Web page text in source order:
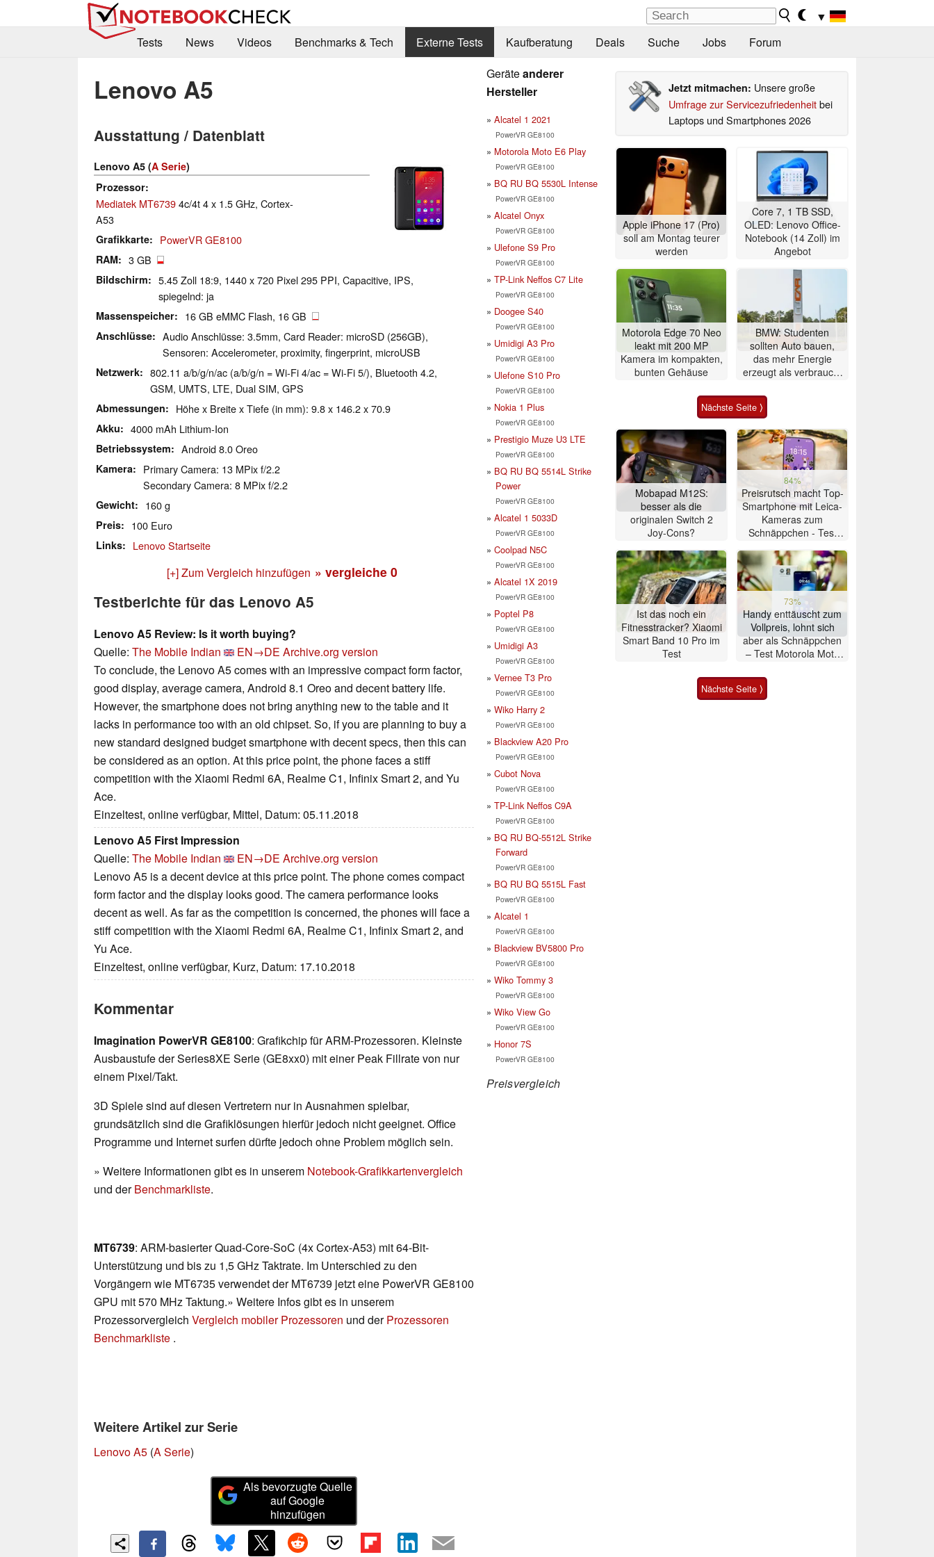
▼
Tests
News Videos Benchmarks & Tech Externe Tests Kaufberatung Deals Suche Jobs Forum
Lenovo A5
Ausstattung / Datenblatt
Lenovo A5 (A Serie)
Prozessor
Mediatek MT67394c/4t 4 x 1.5 GHz, Cortex-
A53
Grafikkarte PowerVR GE8100
RAM 3 GB
Bildschirm
5.45 Zoll 18:9, 1440 x 720 Pixel 295 PPI, Capacitive, IPS,
spiegelnd: ja
Massenspeicher 16 GB eMMC Flash, 16 GB
Anschlüsse
Audio Anschlüsse: 3.5mm, Card Reader: microSD (256GB),
Sensoren: Accelerometer, proximity, fingerprint, microUSB
Netzwerk
802.11 a/b/g/n/ac (a/b/g/n = Wi-Fi 4/ac = Wi-Fi 5/), Bluetooth 4.2,
GSM, UMTS, LTE, Dual SIM, GPS
Abmessungen Höhe x Breite x Tiefe (in mm): 9.8 x 146.2 x 70.9
Akku 4000 mAh Lithium-Ion
Betriebssystem Android 8.0 Oreo
Kamera
Primary Camera: 13 MPix f/2.2
Secondary Camera: 8 MPix f/2.2
Gewicht 160 g
Preis 100 Euro
Links Lenovo Startseite
[+] Zum Vergleich hinzufügen » vergleiche 0
Testberichte für das Lenovo A5
Lenovo A5 Review: Is it worth buying?
Quelle: The Mobile Indian EN→DE Archive.org version
To conclude, the Lenovo A5 comes with an impressive compact form factor,
good display, average camera, Android 8.1 Oreo and decent battery life.
However, the smartphone does not bring anything new to the table and it
lacks in performance too with an old chipset. So, if you are planning to buy a
new standard designed budget smartphone with decent specs, then this can
be considered as an option. At this price point, the phone faces a stiff
competition with the Xiaomi Redmi 6A, Realme C1, Infinix Smart 2, and Yu
Ace.
Einzeltest, online verfügbar, Mittel, Datum: 05.11.2018
Lenovo A5 First Impression
Quelle: The Mobile Indian EN→DE Archive.org version
Lenovo A5 is a decent device at this price point. The phone comes compact
form factor and the display looks good. The camera performance looks
decent as well. As far as the competition is concerned, the phones will face a
stiff competition with the Xiaomi Redmi 6A, Realme C1, Infinix Smart 2, and
Yu Ace.
Einzeltest, online verfügbar, Kurz, Datum: 17.10.2018
Kommentar
Imagination PowerVR GE8100: Grafikchip für ARM-Prozessoren. Kleinste
Ausbaustufe der Series8XE Serie (GE8xx0) mit einer Peak Fillrate von nur
einem Pixel/Takt.
3D Spiele sind auf diesen Vertretern nur in Ausnahmen spielbar,
grundsätzlich sind die Grafiklösungen hierfür jedoch nicht geeignet. Office
Programme und Internet surfen dürfte jedoch ohne Problem möglich sein.
» Weitere Informationen gibt es in unserem Notebook-Grafikkartenvergleich
und derBenchmarkliste.
MT6739: ARM-basierter Quad-Core-SoC (4x Cortex-A53) mit 64-Bit-
Unterstützung und bis zu 1,5 GHz Taktrate. Im Unterschied zu den
Vorgängern wie MT6735 verwendet der MT6739 jetzt eine PowerVR GE8100
GPU mit 570 MHz Taktung.» Weitere Infos gibt es in unserem
Prozessorvergleich Vergleich mobiler Prozessoren und derProzessoren
Benchmarkliste .
Weitere Artikel zur Serie
Lenovo A5 (A Serie)
Als bevorzugte Quelle
auf Google
hinzufügen
Geräteanderer
Hersteller
Alcatel 1 2021
PowerVR GE8100
Motorola Moto E6 Play
PowerVR GE8100
BQ RU BQ 5530L Intense
PowerVR GE8100
Alcatel Onyx
PowerVR GE8100
Ulefone S9 Pro
PowerVR GE8100
TP-Link Neffos C7 Lite
PowerVR GE8100
Doogee S40
PowerVR GE8100
Umidigi A3 Pro
PowerVR GE8100
Ulefone S10 Pro
PowerVR GE8100
Nokia 1 Plus
PowerVR GE8100
Prestigio Muze U3 LTE
PowerVR GE8100
BQ RU BQ 5514L Strike
Power
PowerVR GE8100
Alcatel 1 5033D
PowerVR GE8100
Coolpad N5C
PowerVR GE8100
Alcatel 1X 2019
PowerVR GE8100
Poptel P8
PowerVR GE8100
Umidigi A3
PowerVR GE8100
Vernee T3 Pro
PowerVR GE8100
Wiko Harry 2
PowerVR GE8100
Blackview A20 Pro
PowerVR GE8100
Cubot Nova
PowerVR GE8100
TP-Link Neffos C9A
PowerVR GE8100
BQ RU BQ-5512L Strike
Forward
PowerVR GE8100
BQ RU BQ 5515L Fast
PowerVR GE8100
Alcatel 1
PowerVR GE8100
Blackview BV5800 Pro
PowerVR GE8100
Wiko Tommy 3
PowerVR GE8100
Wiko View Go
PowerVR GE8100
Honor 7S
PowerVR GE8100
Preisvergleich
Jetzt mitmachen: Unsere große
Umfrage zur Servicezufriedenheitbei
Laptops und Smartphones 2026
Apple iPhone 17 (Pro)
soll am Montag teurer
werden
Core 7, 1 TB SSD,
OLED: Lenovo Office-
Notebook (14 Zoll) im
Angebot
Motorola Edge 70 Neo
leakt mit 200 MP
Kamera im kompakten,
bunten Gehäuse
BMW: Studenten
sollten Auto bauen,
das mehr Energie
erzeugt als verbraucht
es gelungen
Nächste Seite ⟩
Mobapad M12S:
besser als die
originalen Switch 2
Joy-Cons?
84%
Preisrutsch macht Top-
Smartphone mit Leica-
Kameras zum
Schnäppchen - Test
Ist das noch ein
Fitnesstracker? Xiaomi
Smart Band 10 Pro im
Test
73%
Handy enttäuscht zum
Vollpreis, lohnt sich
aber als Schnäppchen
– Test Motorola Moto
Nächste Seite ⟩